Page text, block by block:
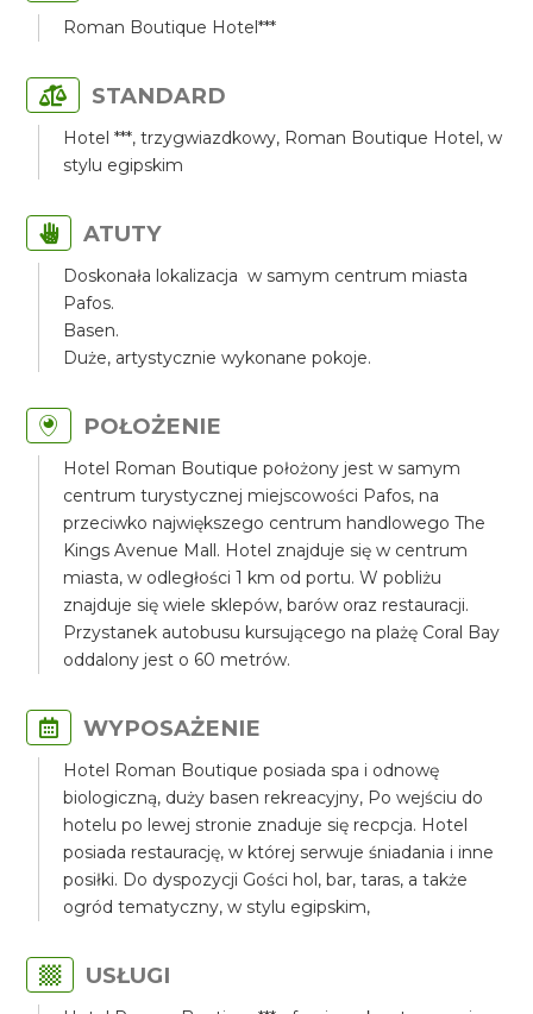
Roman Boutique Hotel***
STANDARD
Hotel ***, trzygwiazdkowy, Roman Boutique Hotel, w
stylu egipskim
ATUTY
Doskonała lokalizacja w samym centrum miasta
Pafos.
Basen.
Duże, artystycznie wykonane pokoje.
POŁOŻENIE
Hotel Roman Boutique położony jest w samym
centrum turystycznej miejscowości Pafos, na
przeciwko największego centrum handlowego The
Kings Avenue Mall. Hotel znajduje się w centrum
miasta, w odległości 1 km od portu. W pobliżu
znajduje się wiele sklepów, barów oraz restauracji.
Przystanek autobusu kursującego na plażę Coral Bay
oddalony jest o 60 metrów.
WYPOSAŻENIE
Hotel Roman Boutique posiada spa i odnowę
biologiczną, duży basen rekreacyjny, Po wejściu do
hotelu po lewej stronie znaduje się recpcja. Hotel
posiada restaurację, w której serwuje śniadania i inne
posiłki. Do dyspozycji Gości hol, bar, taras, a także
ogród tematyczny, w stylu egipskim,
USŁUGI